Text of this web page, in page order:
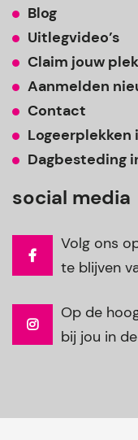
Blog
Uitlegvideo’s
Claim jouw plek
Aanmelden
Contact
Logeerplekken
Dagbesteding
social media
Volg ons
te blijven
Op de
bij jou in